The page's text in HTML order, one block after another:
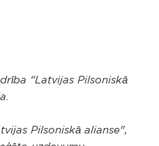
“Latvijas Pilsoniskā
Pilsoniskā alianse",